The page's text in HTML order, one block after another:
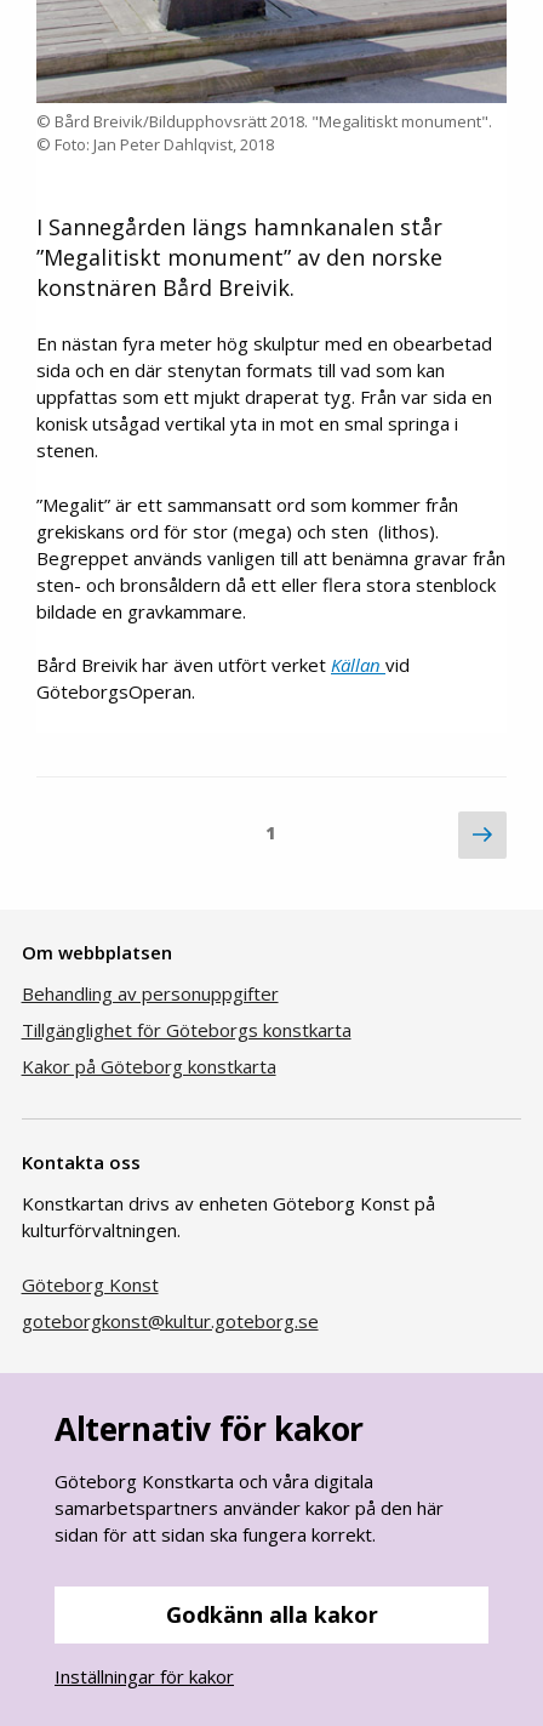
© Bård Breivik/Bildupphovsrätt 2018. "Megalitiskt monument".
© Foto: Jan Peter Dahlqvist, 2018
I Sannegården längs hamnkanalen står
”Megalitiskt monument” av den norske
konstnären Bård Breivik.
En nästan fyra meter hög skulptur med en obearbetad
sida och en där stenytan formats till vad som kan
uppfattas som ett mjukt draperat tyg. Från var sida en
konisk utsågad vertikal yta in mot en smal springa i
stenen.
”Megalit” är ett sammansatt ord som kommer från
grekiskans ord för stor (mega) och sten (lithos).
Begreppet används vanligen till att benämna gravar från
sten- och bronsåldern då ett eller flera stora stenblock
bildade en gravkammare.
Bård Breivik har även utfört verket Källan vid
GöteborgsOperan.
1
Om webbplatsen
Behandling av personuppgifter
Tillgänglighet för Göteborgs konstkarta
Kakor på Göteborg konstkarta
Kontakta oss
Konstkartan drivs av enheten Göteborg Konst på
kulturförvaltningen.
Göteborg Konst
goteborgkonst@kultur.goteborg.se
är Göteborgs Stads officiella webbplats.
Göteborgs Stads kontaktcenter:
Alternativ för kakor
Göteborg Konstkarta och våra digitala
samarbetspartners använder kakor på den här
sidan för att sidan ska fungera korrekt.
Godkänn alla kakor
Inställningar för kakor